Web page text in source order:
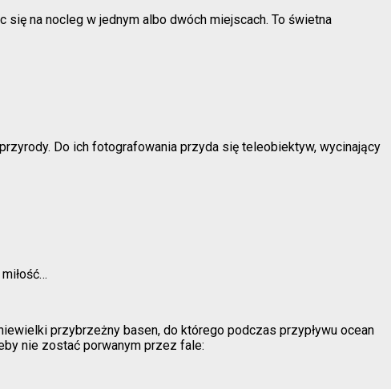
się na nocleg w jednym albo dwóch miejscach. To świetna
Do ich fotografowania przyda się teleobiektyw, wycinający
przybrzeżny basen, do którego podczas przypływu ocean
nie zostać porwanym przez fale: